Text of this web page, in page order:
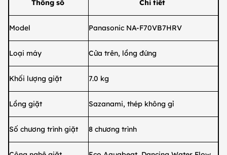
Thông số Chi tiết
Model Panasonic NA-F70VB7HRV
Loại máy Cửa trên, lồng đứng
Khối lượng giặt 7.0 kg
Lồng giặt Sazanami, thép không gỉ
Số chương trình giặt 8 chương trình